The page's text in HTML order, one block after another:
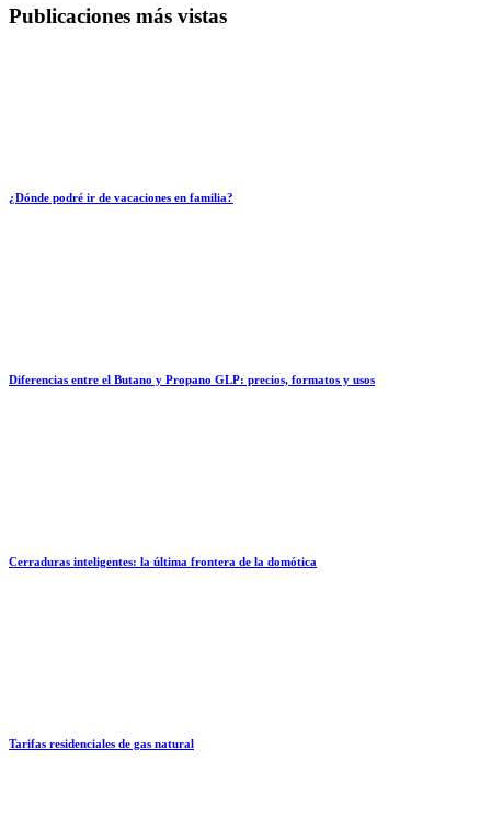
Publicaciones más vistas
¿Dónde podré ir de vacaciones en familia?
Diferencias entre el Butano y Propano GLP: precios, formatos y usos
Cerraduras inteligentes: la última frontera de la domótica
Tarifas residenciales de gas natural